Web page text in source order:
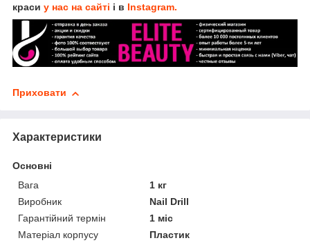
краси у нас на сайті і в Instagram.
Приховати
Характеристики
Основні
Вага
1 кг
Виробник
Nail Drill
Гарантійний термін
1 міс
Матеріал корпусу
Пластик